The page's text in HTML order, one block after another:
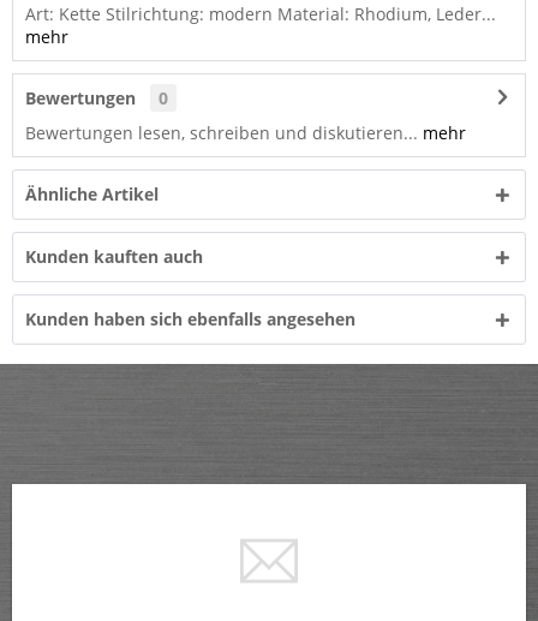
Art: Kette Stilrichtung: modern Material: Rhodium, Leder...
mehr
Bewertungen
0
Bewertungen lesen, schreiben und diskutieren... mehr
Ähnliche Artikel
Kunden kauften auch
Kunden haben sich ebenfalls angesehen